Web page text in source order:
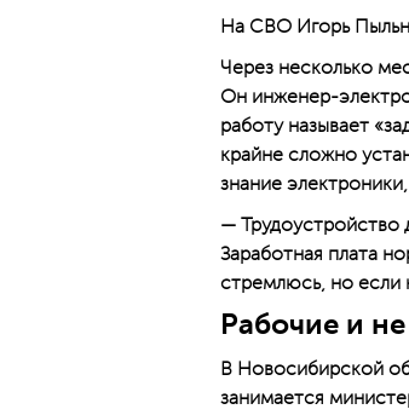
На СВО Игорь
Через несколько
Он инженер-
работу называет
крайне сложно
знание
— Трудо­уст­ройство
Заработная плата
стремлюсь, но если
Рабочие и
В Новосибирской
занимается